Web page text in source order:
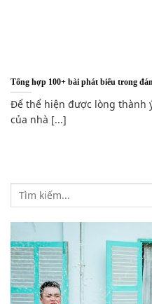
Tổng hợp 100+ bài phát biểu trong
Để thể hiện được lòng thành
của nhà [...]